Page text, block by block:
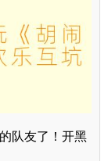
队友了！开黑